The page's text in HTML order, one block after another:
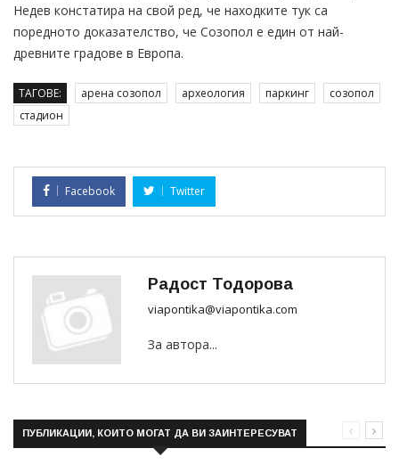
Недев констатира на свой ред, че находките тук са
поредното доказателство, че Созопол е един от най-
древните градове в Европа.
ТАГОВЕ: арена созопол археология паркинг
созопол
стадион
Facebook Twitter
Радост Тодорова
viapontika@viapontika.com
За автора...
ПУБЛИКАЦИИ, КОИТО МОГАТ ДА ВИ ЗАИНТЕРЕСУВАТ